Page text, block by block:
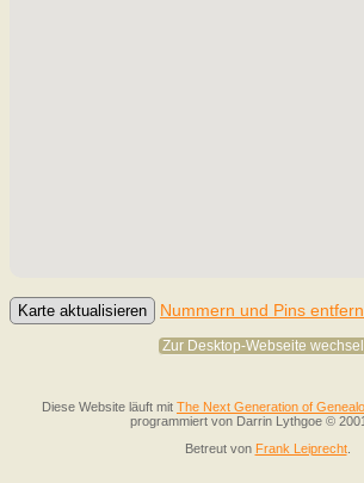
Nummern und Pins
Zur Desktop-Webseite
Diese Website läuft mit The Next Generation of
programmiert von Darrin Lythgoe ©
Betreut von Frank Leiprecht.